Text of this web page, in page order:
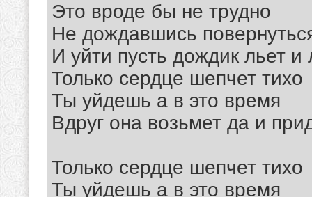
Это вроде бы не трудно
Не дождавшись
И уйти пусть дождик льет и
Только сердце шепчет тихо
Ты уйдешь а в это время
Вдруг она возьмет да и
Только сердце шепчет тихо
Ты уйдешь а в это время